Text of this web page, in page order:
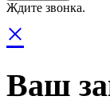
Ждите звонка.
×
Ваш